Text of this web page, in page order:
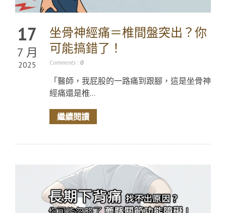
17
7 月
2025
坐骨神經痛＝椎間盤突出？你
可能搞錯了！
Comments : 0
「醫師，我屁股的一路痛到跟腳，這是坐骨神
經痛還是椎...
繼續閱讀